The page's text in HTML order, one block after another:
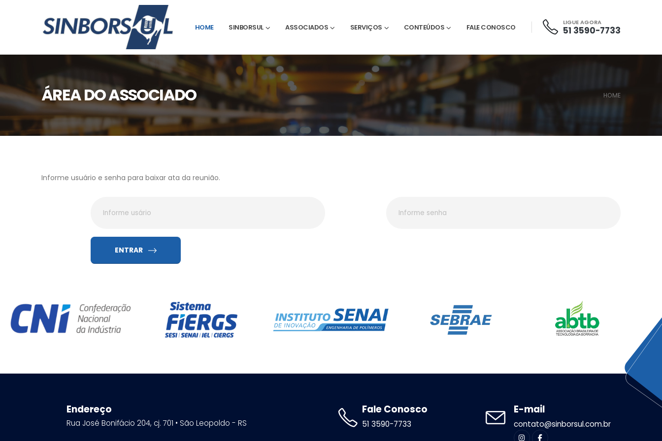
HOME SINBORSUL ASSOCIADOS SERVIÇOS CONTEÚDOS FALE CONOSCO
LIGUE AGORA
51 3590-7733
ÁREA DO ASSOCIADO HOME
Informe usuário e senha para baixar ata da reunião.
ENTRAR
Endereço
Rua José Bonifácio 204, cj. 701 • São Leopoldo - RS
Fale Conosco
51 3590-7733
E-mail
contato@sinborsul.com.br